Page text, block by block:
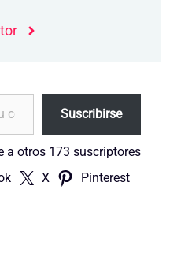
Suscribirse
a otros 173 suscriptores
X Pinterest